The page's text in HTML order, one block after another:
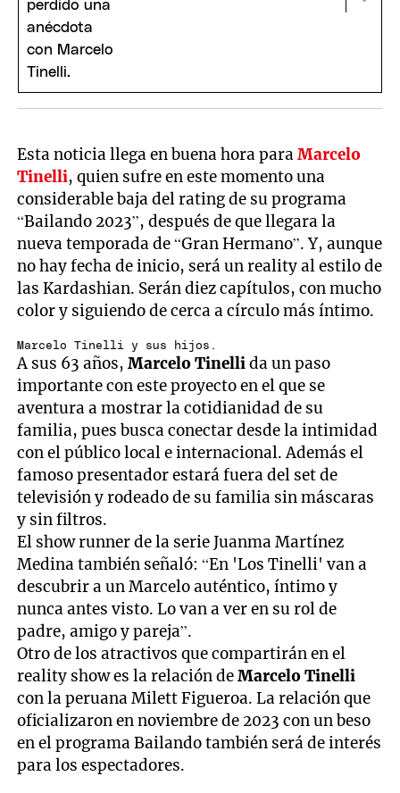
Esta noticia llega en buena hora paraMarcelo
Tinelli, quien sufre en este momento una
considerable baja del rating de su programa
“Bailando 2023”, después de que llegara la
nueva temporada de “Gran Hermano”. Y, aunque
no hay fecha de inicio, será un reality al estilo de
las Kardashian. Serán diez capítulos, con mucho
color y siguiendo de cerca a círculo más íntimo.
Marcelo Tinelli y sus hijos.
A sus 63 años,Marcelo Tinellida un paso
importante con este proyecto en el que se
aventura a mostrar la cotidianidad de su
familia, pues busca conectar desde la intimidad
con el público local e internacional. Además el
famoso presentador estará fuera del set de
televisión y rodeado de su familia sin máscaras
y sin filtros.
El show runner de la serie Juanma Martínez
Medina también señaló: “En 'Los Tinelli' van a
descubrir a un Marcelo auténtico, íntimo y
nunca antes visto. Lo van a ver en su rol de
padre, amigo y pareja”.
Otro de los atractivos que compartirán en el
reality show es la relación deMarcelo Tinelli
con la peruana Milett Figueroa. La relación que
oficializaron en noviembre de 2023 con un beso
en el programa Bailando también será de interés
para los espectadores.